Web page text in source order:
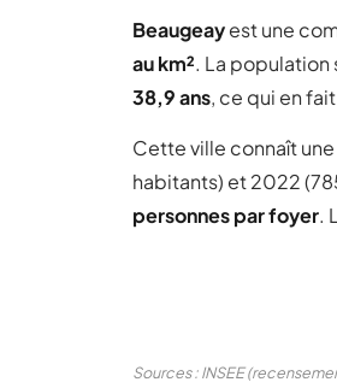
Beaugeayest une
au km². La population
38,9 ans, ce qui en
Cette ville connaît une
habitants) et 2022
personnes par foyer.
Sources : INSEE